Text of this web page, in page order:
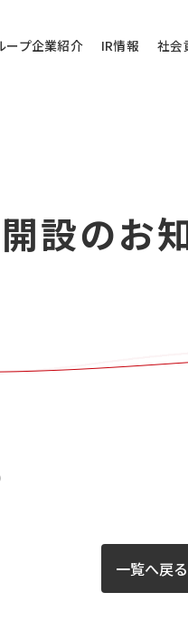
ープ企業紹介 IR情報 社会
当社代
電話番
設のお
一覧へ戻る